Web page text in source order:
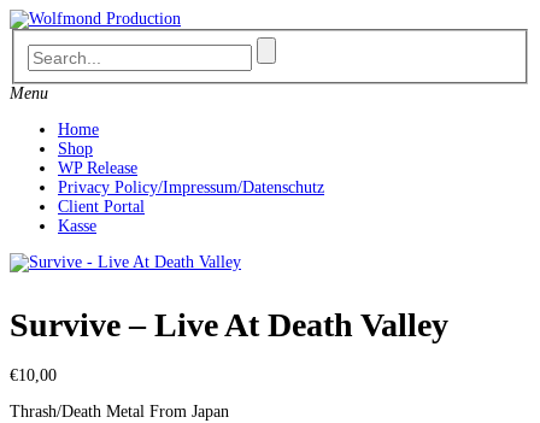
Skip
to
content
Menu
Home
Shop
WP Release
Privacy Policy/Impressum/Datenschutz
Client Portal
Kasse
Survive – Live At Death Valley
€10,00
Thrash/Death Metal From Japan